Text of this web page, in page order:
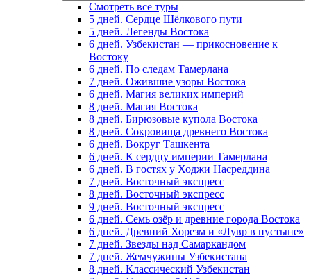
Смотреть все туры
5 дней. Сердце Шёлкового пути
5 дней. Легенды Востока
6 дней. Узбекистан — прикосновение к
Востоку
6 дней. По следам Тамерлана
7 дней. Ожившие узоры Востока
6 дней. Магия великих империй
8 дней. Магия Востока
8 дней. Бирюзовые купола Востока
8 дней. Сокровища древнего Востока
6 дней. Вокруг Ташкента
6 дней. К сердцу империи Тамерлана
6 дней. В гостях у Ходжи Насреддина
7 дней. Восточный экспресс
8 дней. Восточный экспресс
9 дней. Восточный экспресс
6 дней. Семь озёр и древние города Востока
6 дней. Древний Хорезм и «Лувр в пустыне»
7 дней. Звезды над Самаркандом
7 дней. Жемчужины Узбекистана
8 дней. Классический Узбекистан